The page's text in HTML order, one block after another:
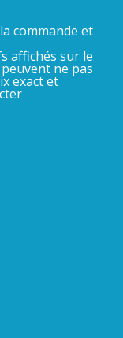
commande et
affichés sur le
ne pas
exact et